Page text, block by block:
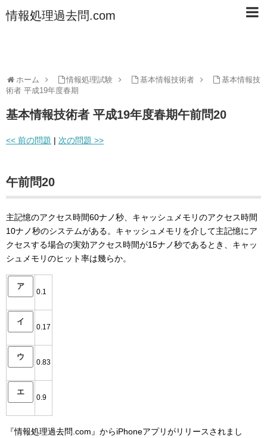
情報処理過去問.com
ホーム 情報処理試験 基本情報技術者
基本情報技
術者 平成19年度春期
基本情報技術者 平成19年度春期午前問20
<< 前の問題 | 次の問題 >>
午前問20
主記憶のアクセス時間60ナノ秒、キャッシュメモリのアクセス時間
10ナノ秒のシステムがある。キャッシュメモリを介して主記憶にア
クセスする場合の実効アクセス時間が15ナノ秒であるとき、キャッ
シュメモリのヒット率は幾らか。
ア
0.1
イ
0.17
ウ
0.83
エ
0.9
『情報処理過去問.com』からiPhoneアプリがリリースされまし